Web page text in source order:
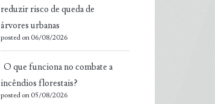
reduzir risco de queda de
árvores urbanas
posted on 06/08/2026
O que funciona no combate a
incêndios florestais?
posted on 05/08/2026